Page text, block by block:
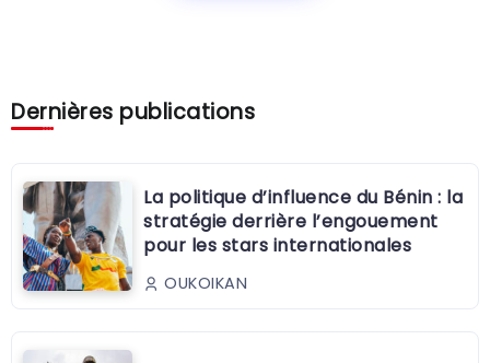
Dernières publications
La politique d’influence du Bénin : la
stratégie derrière l’engouement
pour les stars internationales
OUKOIKAN